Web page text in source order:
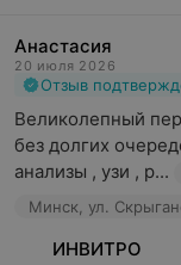
Анастасия
20 июля 2026
Отзыв
Великолепный
без долгих
анализы , узи , р...
Минск, ул.
ИНВИТРО